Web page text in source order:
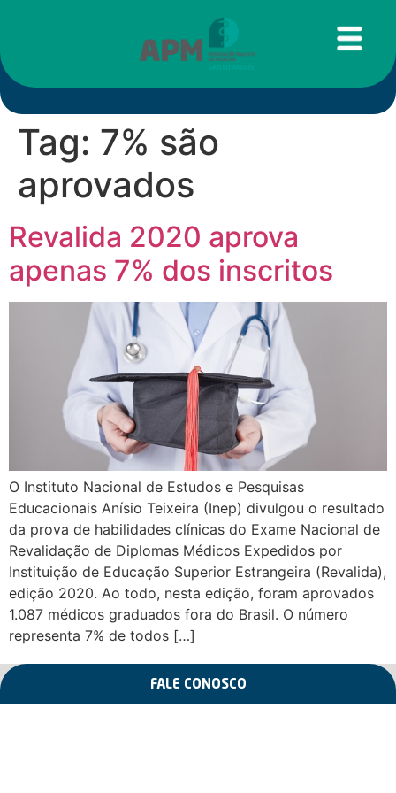
Tag: 7% são
aprovados
Revalida 2020 aprova
apenas 7% dos inscritos
O Instituto Nacional de Estudos e Pesquisas
Educacionais Anísio Teixeira (Inep) divulgou o resultado
da prova de habilidades clínicas do Exame Nacional de
Revalidação de Diplomas Médicos Expedidos por
Instituição de Educação Superior Estrangeira (Revalida),
edição 2020. Ao todo, nesta edição, foram aprovados
1.087 médicos graduados fora do Brasil. O número
representa 7% de todos […]
FALE CONOSCO